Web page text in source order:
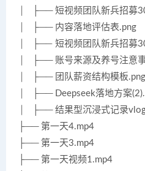
│ ├── 短视频团队新兵招募
│ ├── 内容落地评估表.png
│ ├── 短视频团队新兵招募
│ ├── 账号来源及养号注意
│ ├── 团队薪资结构模板.png
│ ├── Deepseek落地方案
│ ├── 结果型沉浸式记录
├── 第一天4.mp4
├── 第一天3.mp4
├── 第一天视频1.mp4